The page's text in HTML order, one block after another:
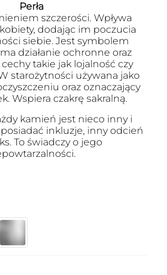
Perła
szczerości. Wpływa
dodając im poczucia
siebie. Jest symbolem
działanie ochronne oraz
takie jak lojalność czy
starożytności używana jako
oraz oznaczający
Wspiera czakrę sakralną.
kamień jest nieco inny i
inkluzje, inny odcień
To świadczy o jego